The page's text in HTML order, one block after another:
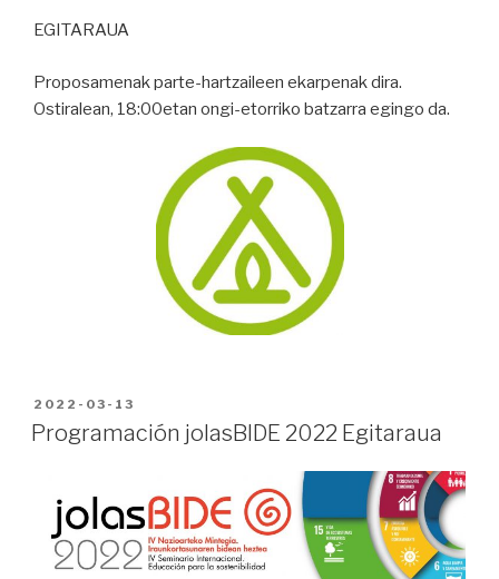
EGITARAUA
Proposamenak parte-hartzaileen ekarpenak dira.
Ostiralean, 18:00etan ongi-etorriko batzarra egingo da.
PUBLICADO
EN
2022-03-13
Programación jolasBIDE 2022 Egitaraua